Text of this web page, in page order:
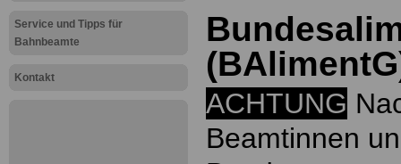
Service und Tipps für
Bahnbeamte
Kontakt
ACHTUNG
Beamtinnen